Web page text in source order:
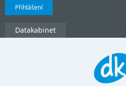
Přihlášení
Datakabinet